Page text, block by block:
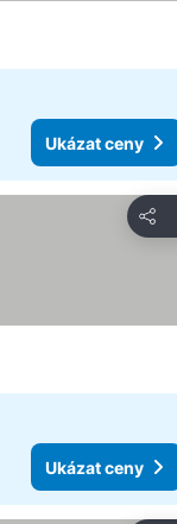
Ukázat ceny
Sdílet
Ukázat ceny